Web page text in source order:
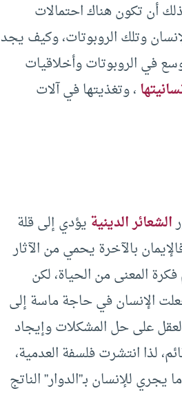
أن تكون هناك احتمالات
وتلك الروبوتات، وكيف يجد
في الروبوتات وأخلاقيات
، وتغذيتها في آلات
الشعائر الدينيةيؤدي إلى قلة
بالآخرة يحمي من الآثار
المعنى من الحياة، لكن
الإنسان في حاجة ماسة إلى
على حل المشكلات وإيجاد
لذا انتشرت فلسفة العدمية،
للإنسان بـ”الدوار” الناتج